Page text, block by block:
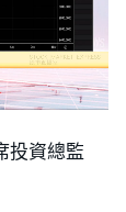
投資總監